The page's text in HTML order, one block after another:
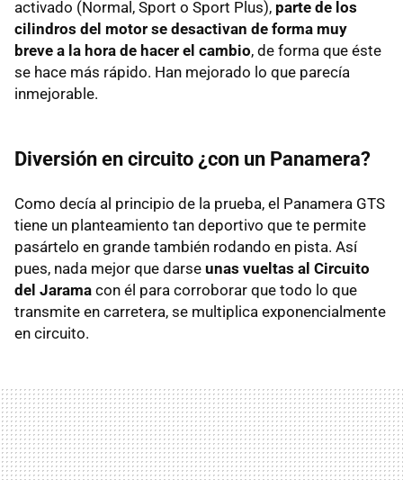
activado (Normal, Sport o Sport Plus), parte de los
cilindros del motor se desactivan de forma muy
breve a la hora de hacer el cambio, de forma que éste
se hace más rápido. Han mejorado lo que parecía
inmejorable.
Diversión en circuito ¿con un Panamera?
Como decía al principio de la prueba, el Panamera GTS
tiene un planteamiento tan deportivo que te permite
pasártelo en grande también rodando en pista. Así
pues, nada mejor que darse unas vueltas al Circuito
del Jarama con él para corroborar que todo lo que
transmite en carretera, se multiplica exponencialmente
en circuito.